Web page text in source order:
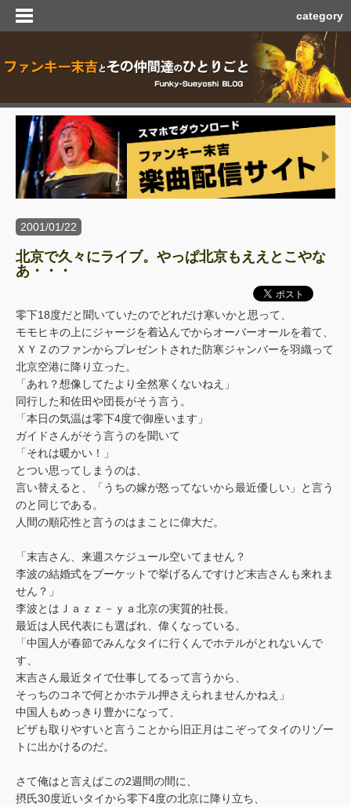
category
2001/01/22
北京で久々にライブ。やっぱ北京もええとこやな
あ・・・
零下18度だと聞いていたのでどれだけ寒いかと思って、
モモヒキの上にジャージを着込んでからオーバーオールを着て、
ＸＹＺのファンからプレゼントされた防寒ジャンバーを羽織って
北京空港に降り立った。
「あれ？想像してたより全然寒くないねえ」
同行した和佐田や団長がそう言う。
「本日の気温は零下4度で御座います」
ガイドさんがそう言うのを聞いて
「それは暖かい！」
とつい思ってしまうのは、
言い替えると、「うちの嫁が怒ってないから最近優しい」と言う
のと同じである。
人間の順応性と言うのはまことに偉大だ。
「末吉さん、来週スケジュール空いてません？
李波の結婚式をプーケットで挙げるんですけど末吉さんも来れま
せん？」
李波とはＪａｚｚ－ｙａ北京の実質的社長。
最近は人民代表にも選ばれ、偉くなっている。
「中国人が春節でみんなタイに行くんでホテルがとれないんで
す、
末吉さん最近タイで仕事してるって言うから、
そっちのコネで何とかホテル押さえられませんかねえ」
中国人もめっきり豊かになって、
ビザも取りやすいと言うことから旧正月はこぞってタイのリゾー
トに出かけるのだ。
さて俺はと言えばこの2週間の間に、
摂氏30度近いタイから零下4度の北京に降り立ち、